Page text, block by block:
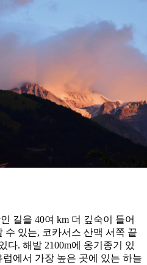
길을 40여 km 더 깊숙이 들어
수 있는, 코카서스 산맥 서쪽 끝
다. 해발 2100m에 옹기종기 있
에서 가장 높은 곳에 있는 하늘